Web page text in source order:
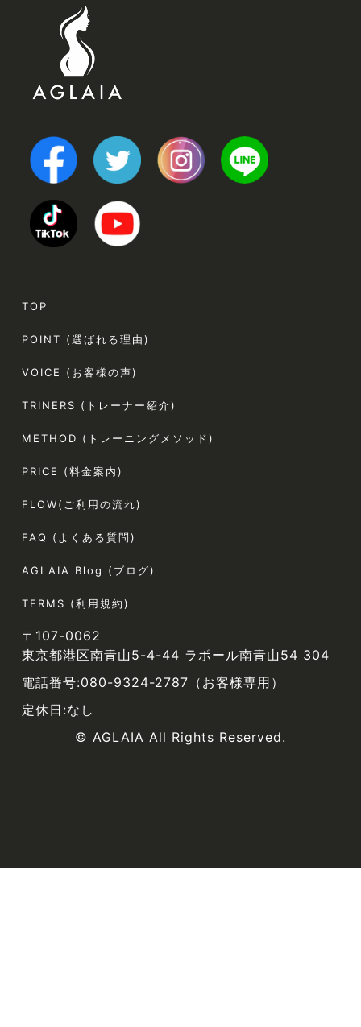
TOP
POINT (選ばれる理由)
VOICE (お客様の声)
TRINERS (トレーナー紹介)
METHOD (トレーニングメソッド)
PRICE (料金案内)
FLOW(ご利用の流れ)
FAQ (よくある質問)
AGLAIA Blog (ブログ)
TERMS (利用規約)
〒107-0062
東京都港区南青山5-4-44 ラポール南青山54 304
電話番号:080-9324-2787（お客様専用）
定休日:なし
© AGLAIA All Rights Reserved.